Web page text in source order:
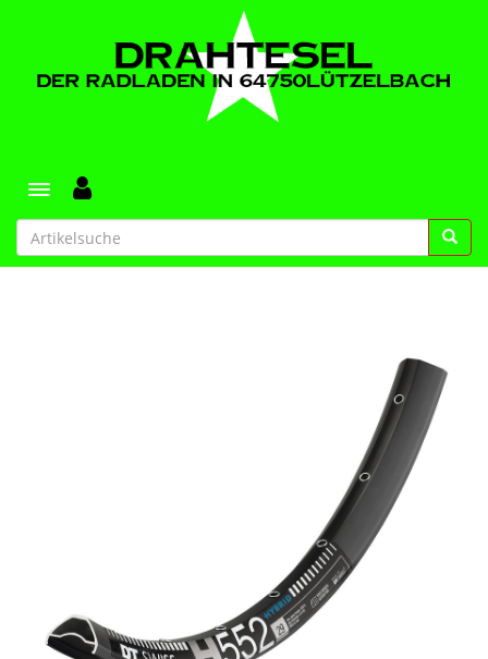
Toggle navigation